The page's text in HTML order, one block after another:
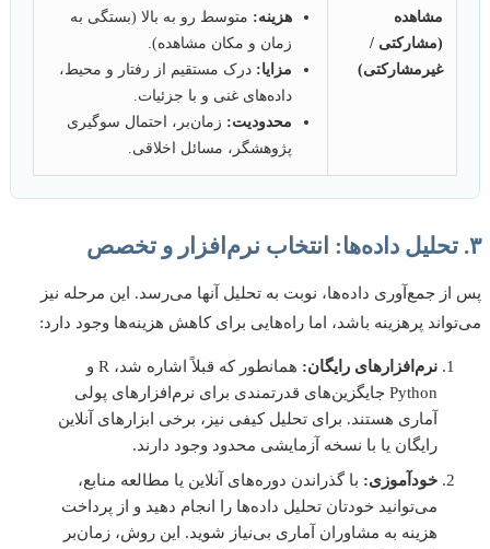
مشاهده
(مشارکتی /
غیرمشارکتی)
هزینه:متوسط رو به بالا (بستگی به
زمان و مکان مشاهده).
مزایا: درک مستقیم از رفتار و محیط،
داده‌های غنی و با جزئیات.
محدودیت:زمان‌بر، احتمال سوگیری
پژوهشگر، مسائل اخلاقی.
جمع‌آوری داده‌ها، نوبت به تحلیل آنها می‌رسد. این مرحله نیز
پرهزینه باشد، اما راه‌هایی برای کاهش هزینه‌ها وجود دارد:
نرم‌افزارهای رایگان:
همانطور که قبلاً اشاره شد، R و
Python جایگزین‌های قدرتمندی برای نرم‌افزارهای پولی
آماری هستند. برای تحلیل کیفی نیز، برخی ابزارهای آنلاین
رایگان یا با نسخه آزمایشی محدود وجود دارند.
خودآموزی:با گذراندن دوره‌های آنلاین یا مطالعه منابع،
می‌توانید خودتان تحلیل داده‌ها را انجام دهید و از پرداخت
هزینه به مشاوران آماری بی‌نیاز شوید. این روش، زمان‌بر